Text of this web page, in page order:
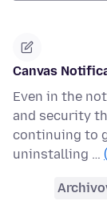
Canvas
Even in the
and security
continuing to
uninstalling …